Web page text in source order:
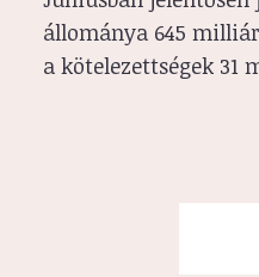
állománya 645
a kötelezettségek